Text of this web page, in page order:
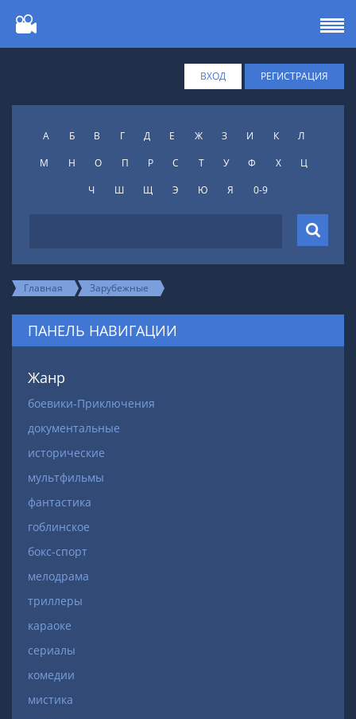
ВХОД РЕГИСТРАЦИЯ
А Б В Г Д Е Ж З И К
Л
М
Н О П Р С Т У Ф X
Ц
Ч
Ш Щ Э Ю Я 0-9
Главная Зарубежные
ПАНЕЛЬ НАВИГАЦИИ
Жанр
боевики-Приключения
документальные
исторические
мультфильмы
фантастика
гоблинское
бокс-спорт
мелодрама
триллеры
караоке
сериалы
комедии
мистика